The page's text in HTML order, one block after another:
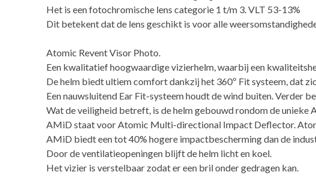
Het is een fotochromische lens categorie 1 t/m 3. VLT 53-13%
Dit betekent dat de lens geschikt is voor alle
Atomic Revent Visor Photo.
Een kwalitatief hoogwaardige vizierhelm, waarbij een
De helm biedt ultiem comfort dankzij het 360º Fit systeem, dat
Een nauwsluitend Ear Fit-systeem houdt de wind buiten. Verder
Wat de veiligheid betreft, is de helm gebouwd rondom de unieke
AMiD staat voor Atomic Multi-directional Impact Deflector.
AMiD biedt een tot 40% hogere impactbescherming dan de
Door de ventilatieopeningen blijft de helm licht en koel.
Het vizier is verstelbaar zodat er een bril onder gedragen kan.